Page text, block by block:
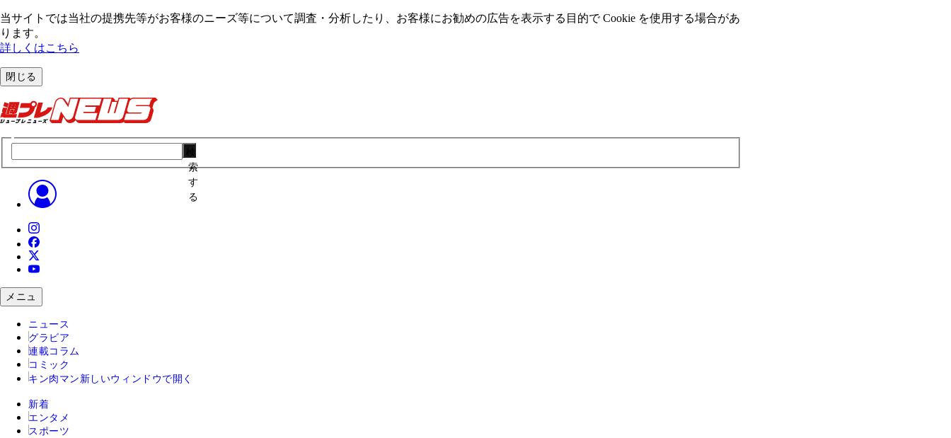
当サイトでは当社の提携先等がお客様のニーズ等について調査・分析したり、お客様にお勧めの広告を表⽰する⽬的で Cookie を使⽤する場合があ
ります。
詳しくはこちら
閉じる
索
す
る
メニュ
ニュース
グラビア
連載コラム
コミック
キン肉マン 新しいウィンドウで開く
新着
エンタメ
スポーツ